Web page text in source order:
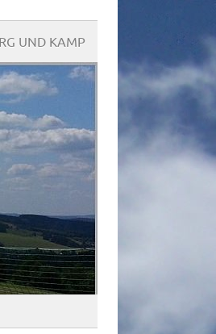
UND KAMP